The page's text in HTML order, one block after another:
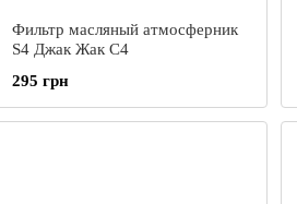
Фильтр масляный атмосферник
S4 Джак Жак С4
295 грн